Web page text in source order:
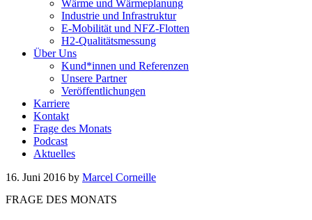
Wärme und Wärmeplanung
Industrie und Infrastruktur
E-Mobilität und NFZ-Flotten
H2-Qualitätsmessung
Über Uns
Kund*innen und Referenzen
Unsere Partner
Veröffentlichungen
Karriere
Kontakt
Frage des Monats
Podcast
Aktuelles
16. Juni 2016 by Marcel Corneille
FRAGE DES MONATS